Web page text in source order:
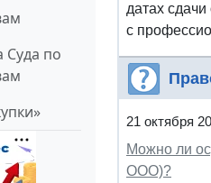
Суда по
датах
с
21 октября
Можно ли
ООО)?